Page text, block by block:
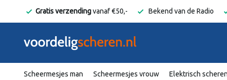
Gratis verzendingvanaf €50,- Bekend van de Radio
Scheermesjes man Scheermesjes vrouw Elektrisch